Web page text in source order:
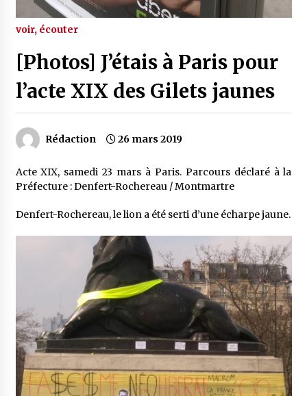
voir, écouter
[Photos] J’étais à Paris pour
l’acte XIX des Gilets jaunes
Rédaction 26 mars 2019
Acte XIX, samedi 23 mars à Paris. Parcours déclaré à la
Préfecture : Denfert-Rochereau / Montmartre
Denfert-Rochereau, le lion a été serti d’une écharpe jaune.